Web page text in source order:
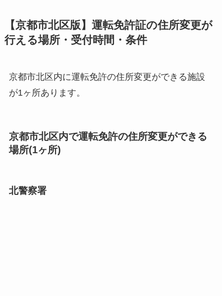
【京都市北区版】運転免許証の住所変更が
行える場所・受付時間・条件
京都市北区内に運転免許の住所変更ができる施設
が1ヶ所あります。
京都市北区内で運転免許の住所変更ができる
場所(1ヶ所)
北警察署